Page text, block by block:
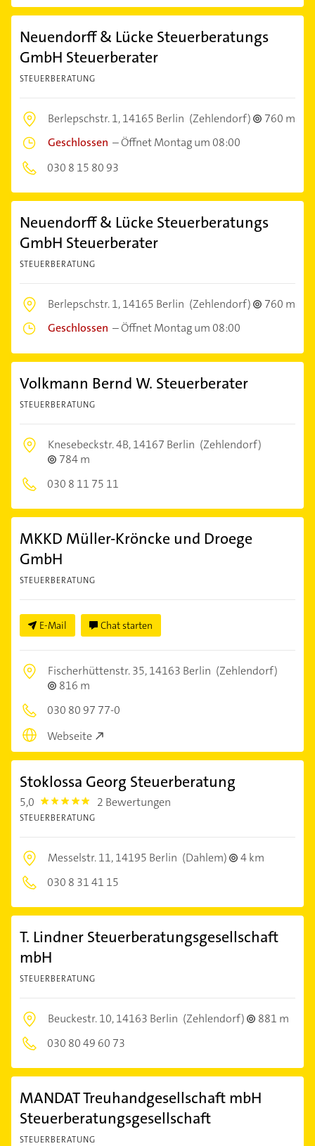
Neuendorff & Lücke Steuerberatungs
GmbH Steuerberater
STEUERBERATUNG
Berlepschstr. 1,14165 Berlin (Zehlendorf)
760 m
Geschlossen –Öffnet Montag um 08:00
030 8 15 80 93
Neuendorff & Lücke Steuerberatungs
GmbH Steuerberater
STEUERBERATUNG
Berlepschstr. 1,14165 Berlin (Zehlendorf)
760 m
Geschlossen –Öffnet Montag um 08:00
Volkmann Bernd W. Steuerberater
STEUERBERATUNG
Knesebeckstr. 4B,14167 Berlin (Zehlendorf)
784 m
030 8 11 75 11
MKKD Müller-Kröncke und Droege
GmbH
STEUERBERATUNG
E-Mail Chat starten
Fischerhüttenstr. 35,14163 Berlin (Zehlendorf)
816 m
030 80 97 77-0
Webseite
Stoklossa Georg Steuerberatung
5,0 5.0 2 Bewertungen
STEUERBERATUNG
Messelstr. 11,14195 Berlin (Dahlem)
4 km
030 8 31 41 15
T. Lindner Steuerberatungsgesellschaft
mbH
STEUERBERATUNG
Beuckestr. 10,14163 Berlin (Zehlendorf)
881 m
030 80 49 60 73
MANDAT Treuhandgesellschaft mbH
Steuerberatungsgesellschaft
STEUERBERATUNG